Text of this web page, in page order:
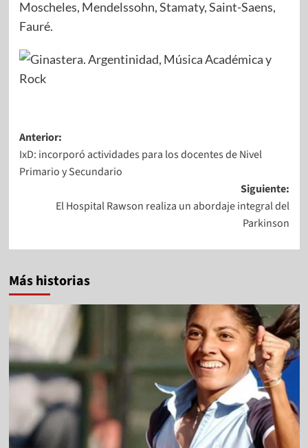
Moscheles, Mendelssohn, Stamaty, Saint-Saens,
Fauré.
Anterior:
IxD: incorporó actividades para los docentes de Nivel
Primario y Secundario
Siguiente:
El Hospital Rawson realiza un abordaje integral del
Parkinson
Más historias